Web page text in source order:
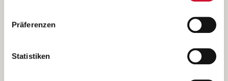
Sie der Speicherung sämtlicher Cookies zu. Sie können
Ihre Einwilligung selbstverständlich jederzeit widerrufen,
indem Sie die Cookie-Einstellungen aufrufen und diese
unsererDatenschutzerklärung
Präferenzen
Statistiken
Kantstraße 45a
(Ein Tochterunternehmen des AWO Bezirksverbandes Unterfranken
e.V.)